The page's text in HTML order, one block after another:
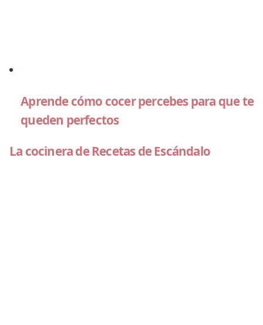
Aprende cómo cocer percebes para que te
queden perfectos
La cocinera de Recetas de Escándalo